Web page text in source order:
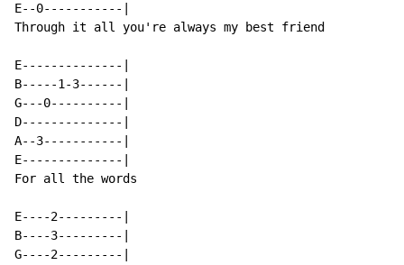
E--0-----------|
Through it all you're always my best friend
E--------------|
B-----1-3------|
G---0----------|
D--------------|
A--3-----------|
E--------------|
For all the words
E----2---------|
B----3---------|
G----2---------|